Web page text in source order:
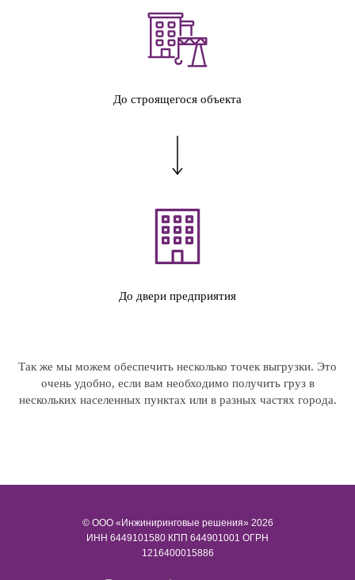
До строящегося объекта
До двери предприятия
Так же мы можем обеспечить несколько точек выгрузки. Это
очень удобно, если вам необходимо получить груз в
нескольких населенных пунктах или в разных частях города.
© ООО «Инжиниринговые решения» 2026
ИНН​​​​​​​ 6449101580 КПП 644901001 ОГРН
1216400015886